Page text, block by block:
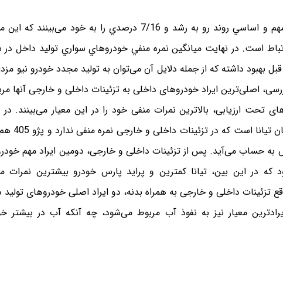
در مجموع نیز ايرادات مهم و اساسي روند رو به رشد و 7/16 درصدي را به
اصلی‌ترین ایراد خودروهای داخلی به تزئینات داخلی و خارجی آنها
تحت ارزیابی، بالاترین نمرات منفی خود را در این معیار می‌بینند.
تحت
به حساب می‌آید. پس از تزئینات داخلی و خارجی، دومین ایراد مهم
که در این بین، تیانا کمترین و پراید پارس خودرو بیشترین نمرات
تزئینات داخلی و خارجی به همراه بدنه، دو ایراد اصلی خودروهای
معیار نیز به نفوذ آب مربوط می‌شود، چه آنکه آب در بیشتر